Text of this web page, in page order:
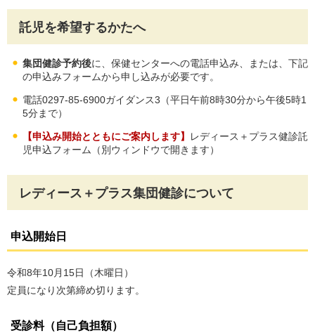
託児を希望するかたへ
集団健診予約後に、保健センターへの電話申込み、または、下記
の申込みフォームから申し込みが必要です。
電話0297-85-6900ガイダンス3（平日午前8時30分から午後5時1
5分まで）
【申込み開始とともにご案内します】
レディース＋プラス健診託
児申込フォーム（別ウィンドウで開きます）
レディース＋プラス集団健診について
申込開始日
令和8年10月15日（木曜日）
定員になり次第締め切ります。
受診料（自己負担額）